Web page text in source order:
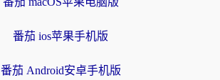
番茄 ios苹果手机版
番茄 Android安卓手机版